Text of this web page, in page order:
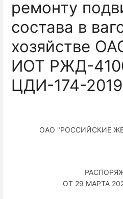
ремонту
состава в
хозяйстве
ИОТ РЖД-
ЦДИ-174-
ОАО "РОССИЙСКИЕ
ОТ 29 МАРТА